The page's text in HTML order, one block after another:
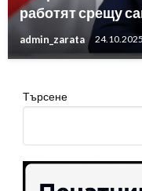
работят срещу
admin_zarata 24.10.2025
Търсене